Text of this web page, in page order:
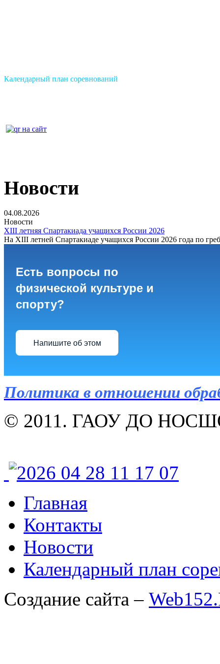
Календарный план соревнований
Новости
04.08.2026
Новости
XIII летняя Спартакиада учащихся России 2026
На XIII летней Спартакиаде учащихся России 2026 года по
Есть вопросы по
физической культуре и
спорту?
Напишите об этом
Политика в отношении
© 2011. ГАОУ ДО
Главная
Контакты
Новости
Календарный план
Создание сайта –